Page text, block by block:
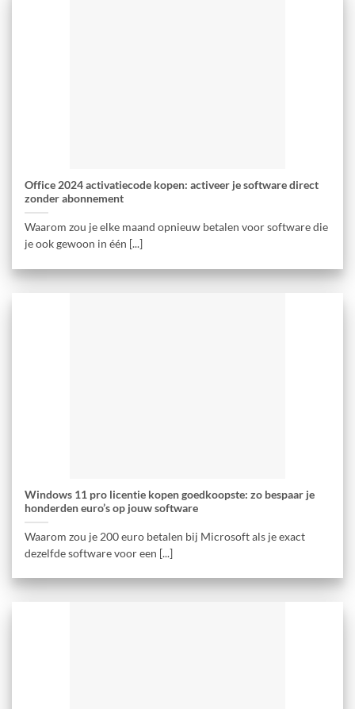
Office 2024 activatiecode kopen: activeer je software direct
zonder abonnement
Waarom zou je elke maand opnieuw betalen voor software die
je ook gewoon in één [...]
Windows 11 pro licentie kopen goedkoopste: zo bespaar je
honderden euro’s op jouw software
Waarom zou je 200 euro betalen bij Microsoft als je exact
dezelfde software voor een [...]